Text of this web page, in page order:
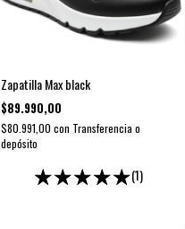
Zapatilla Max black
$89.990,00
$80.991,00 con Transferencia o
depósito
(1)